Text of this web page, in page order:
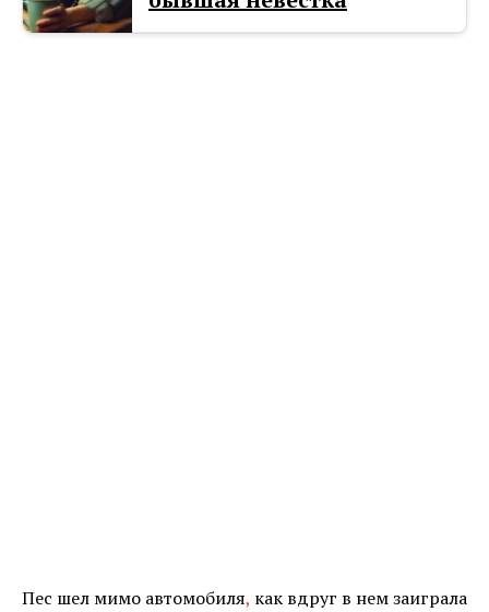
Пес шел мимо автомобиля, как вдруг в нем заиграла